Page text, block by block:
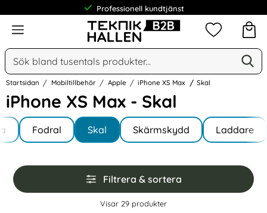
Meny
Sök
Sök på Narse Group AB
Mina
Startsidan Mobiltillbehör Apple iPhone XS Max Skal
iPhone XS Max - Skal
Hoppa
till
produkter
Underkategorier
MaxFodral Skal Skärmskydd Laddare
Hoppa
över
filtersektionen
Filtrera & sortera
Filtrera & sortera
Visar 29 produkter